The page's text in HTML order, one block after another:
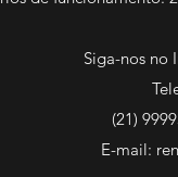
Siga-nos no
(21)
E-mail: